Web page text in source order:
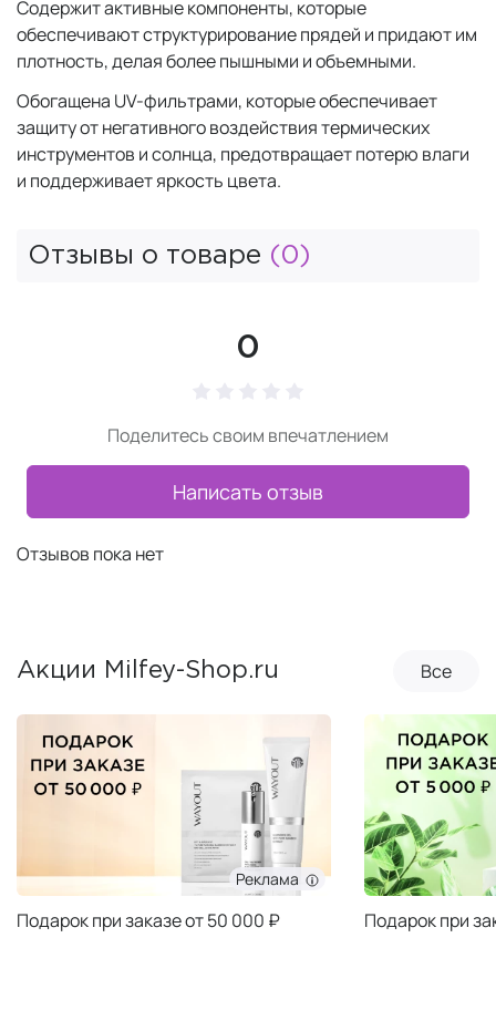
Содержит активные компоненты, которые
обеспечивают структурирование прядей и придают им
плотность, делая более пышными и объемными.
Обогащена UV-фильтрами, которые обеспечивает
защиту от негативного воздействия термических
инструментов и солнца, предотвращает потерю влаги
и поддерживает яркость цвета.
Отзывы о товаре (0)
0
Поделитесь своим впечатлением
Написать отзыв
Отзывов пока нет
Акции Milfey-Shop.ru Все
Реклама
Подарок при заказе от 50 000 ₽ Подарок при